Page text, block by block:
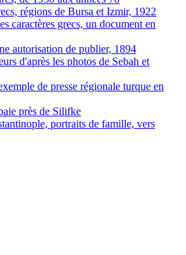
régions de Bursa et Izmir, 1922
caractères grecs, un document en
autorisation de publier, 1894
d'après les photos de Sebah et
de presse régionale turque en
près de Silifke
portraits de famille, vers